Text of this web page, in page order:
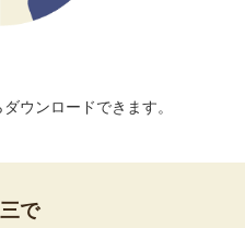
ウンロードできます。
で